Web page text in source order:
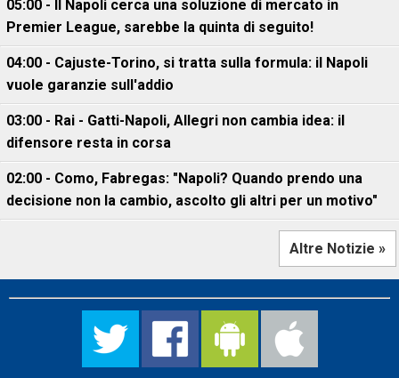
05:00 - Il Napoli cerca una soluzione di mercato in
Premier League, sarebbe la quinta di seguito!
04:00 - Cajuste-Torino, si tratta sulla formula: il Napoli
vuole garanzie sull'addio
03:00 - Rai - Gatti-Napoli, Allegri non cambia idea: il
difensore resta in corsa
02:00 - Como, Fabregas: "Napoli? Quando prendo una
decisione non la cambio, ascolto gli altri per un motivo"
Altre Notizie »